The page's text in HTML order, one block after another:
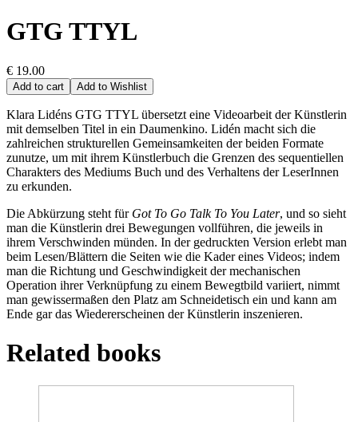
GTG TTYL
€ 19.00
Add to cart Add to Wishlist
Klara Lidéns GTG TTYL übersetzt eine Videoarbeit der Künstlerin
mit demselben Titel in ein Daumenkino. Lidén macht sich die
zahlreichen strukturellen Gemeinsamkeiten der beiden Formate
zunutze, um mit ihrem Künstlerbuch die Grenzen des sequentiellen
Charakters des Mediums Buch und des Verhaltens der LeserInnen
zu erkunden.
Die Abkürzung steht für Got To Go Talk To You Later, und so sieht
man die Künstlerin drei Bewegungen vollführen, die jeweils in
ihrem Verschwinden münden. In der gedruckten Version erlebt man
beim Lesen/Blättern die Seiten wie die Kader eines Videos; indem
man die Richtung und Geschwindigkeit der mechanischen
Operation ihrer Verknüpfung zu einem Bewegtbild variiert, nimmt
man gewissermaßen den Platz am Schneidetisch ein und kann am
Ende gar das Wiedererscheinen der Künstlerin inszenieren.
Related books